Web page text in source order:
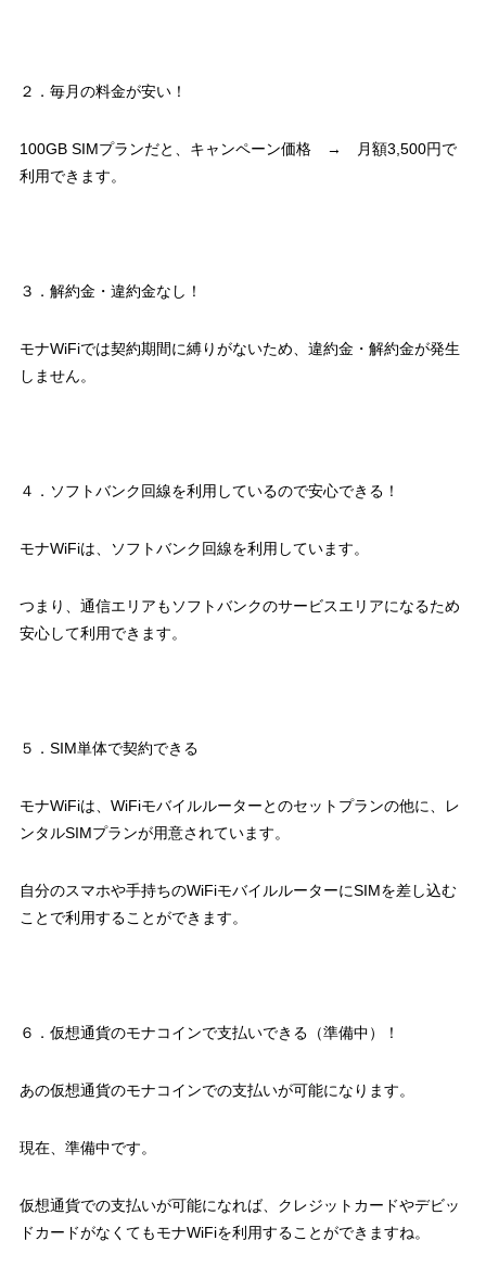
２．毎月の料金が安い！
100GB SIMプランだと、キャンペーン価格 → 月額3,500円で
利用できます。
３．解約金・違約金なし！
モナWiFiでは契約期間に縛りがないため、違約金・解約金が発生
しません。
４．ソフトバンク回線を利用しているので安心できる！
モナWiFiは、ソフトバンク回線を利用しています。
つまり、通信エリアもソフトバンクのサービスエリアになるため
安心して利用できます。
５．SIM単体で契約できる
モナWiFiは、WiFiモバイルルーターとのセットプランの他に、レ
ンタルSIMプランが用意されています。
自分のスマホや手持ちのWiFiモバイルルーターにSIMを差し込む
ことで利用することができます。
６．仮想通貨のモナコインで支払いできる（準備中）！
あの仮想通貨のモナコインでの支払いが可能になります。
現在、準備中です。
仮想通貨での支払いが可能になれば、クレジットカードやデビッ
ドカードがなくてもモナWiFiを利用することができますね。